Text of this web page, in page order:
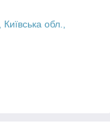
обл.,